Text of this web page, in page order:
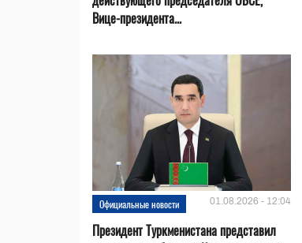
Вице-президента...
Официальные новости 01.08.2026 - 12:04
Президент Туркменистана представил